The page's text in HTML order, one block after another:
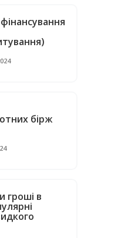
бірж
гроші в